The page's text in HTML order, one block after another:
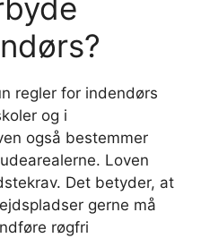
regler for indendørs
og i
også bestemmer
Loven
Det betyder, at
gerne må
røgfri